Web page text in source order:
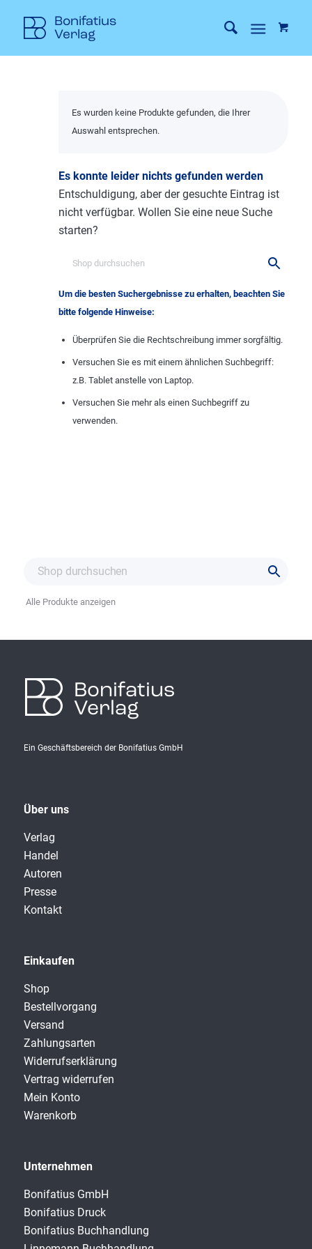
Es wurden keine Produkte gefunden, die Ihrer
Auswahl entsprechen.
Es konnte leider nichts gefunden werden
Entschuldigung, aber der gesuchte Eintrag ist
nicht verfügbar. Wollen Sie eine neue Suche
starten?
Um die besten Suchergebnisse zu erhalten, beachten Sie
bitte folgende Hinweise:
Überprüfen Sie die Rechtschreibung immer sorgfältig.
Versuchen Sie es mit einem ähnlichen Suchbegriff:
z.B. Tablet anstelle von Laptop.
Versuchen Sie mehr als einen Suchbegriff zu
verwenden.
Alle Produkte anzeigen
Bonifatius
Verlag
Ein Geschäftsbereich der Bonifatius GmbH
Über uns
Verlag
Handel
Autoren
Presse
Kontakt
Einkaufen
Shop
Bestellvorgang
Versand
Zahlungsarten
Widerrufserklärung
Vertrag widerrufen
Mein Konto
Warenkorb
Unternehmen
Bonifatius GmbH
Bonifatius Druck
Bonifatius Buchhandlung